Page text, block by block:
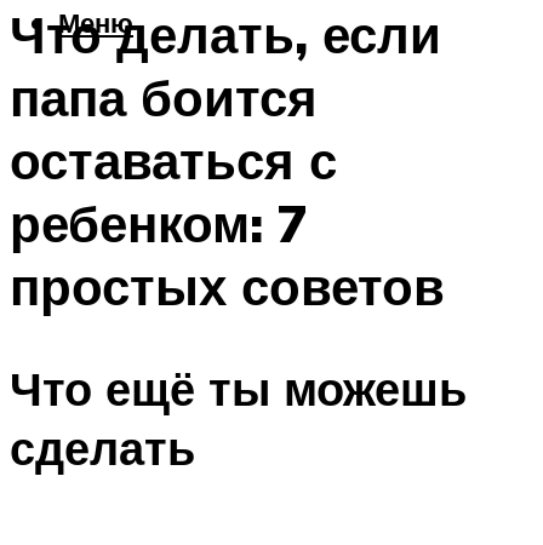
Меню
Что делать, если
папа боится
оставаться с
ребенком: 7
простых советов
Что ещё ты можешь
сделать